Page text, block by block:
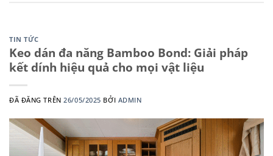
TIN TỨC
Keo dán đa năng Bamboo Bond: Giải pháp
kết dính hiệu quả cho mọi vật liệu
ĐÃ ĐĂNG TRÊN26/05/2025 BỞI ADMIN